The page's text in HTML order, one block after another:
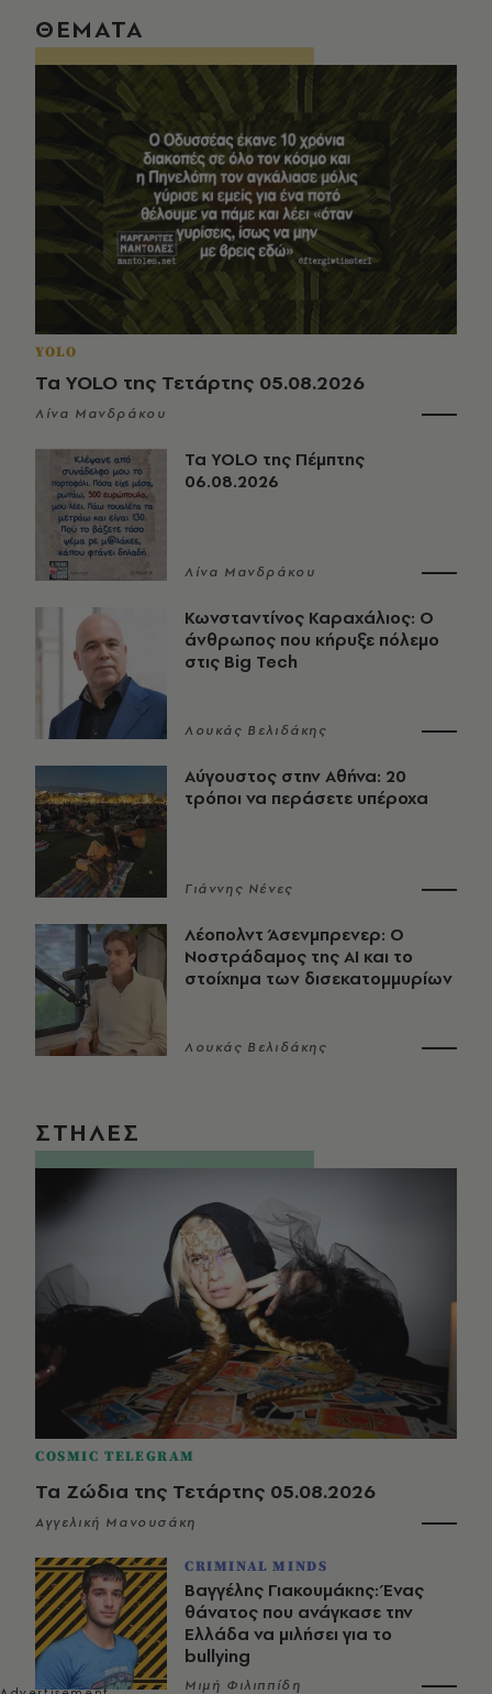
ΘΕΜΑΤΑ
YOLO
Τα YOLO της Τετάρτης 05.08.2026
Λίνα Μανδράκου
Τα YOLO της Πέμπτης
06.08.2026
Λίνα Μανδράκου
Κωνσταντίνος Καραχάλιος: Ο
άνθρωπος που κήρυξε πόλεμο
στις Big Tech
Λουκάς Βελιδάκης
Αύγουστος στην Αθήνα: 20
τρόποι να περάσετε υπέροχα
Γιάννης Νένες
Λέοπολντ Άσενμπρενερ: Ο
Νοστράδαμος της AI και το
στοίχημα των δισεκατομμυρίων
Λουκάς Βελιδάκης
ΣΤΗΛΕΣ
COSMIC TELEGRAM
Τα Ζώδια της Τετάρτης 05.08.2026
Αγγελική Μανουσάκη
CRIMINAL MINDS
Βαγγέλης Γιακουμάκης: Ένας
θάνατος που ανάγκασε την
Ελλάδα να μιλήσει για το
bullying
Μιμή Φιλιππίδη